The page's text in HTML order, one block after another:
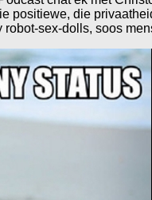
positiewe, die
sex-dolls, soos